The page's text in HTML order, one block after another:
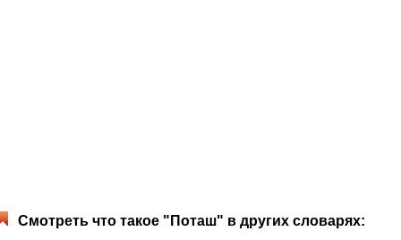
Смотреть что такое "Поташ" в других словарях: